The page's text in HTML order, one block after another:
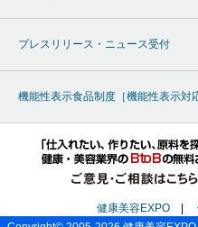
プレスリリース・ニュース受付
機能性表示食品制度［機能性表示対
健康美容EXPO